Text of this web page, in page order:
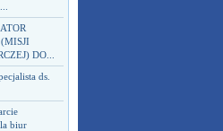
DO...
ds.
biur